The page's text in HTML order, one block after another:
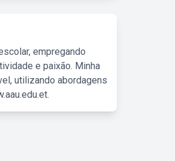
empregando
e paixão. Minha
utilizando abordagens